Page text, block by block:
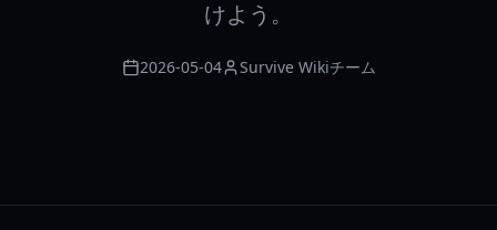
けよう。
2026-05-04 Survive Wikiチーム